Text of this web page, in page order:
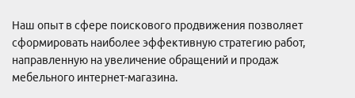
Наш опыт в сфере поискового продвижения позволяет
сформировать наиболее эффективную стратегию работ,
направленную на увеличение обращений и продаж
мебельного интернет-магазина.